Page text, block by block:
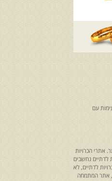
עם
אתרי הכרויות
לדתיים נחשבים
לדתיים, לא
אתר המתמחה